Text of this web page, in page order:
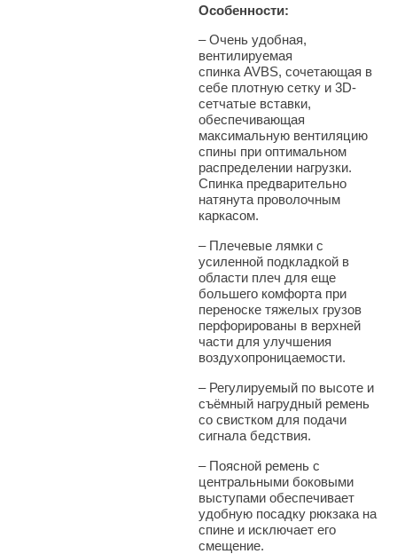
Особенности:
– Очень удобная,
вентилируемая
спинка AVBS, сочетающая в
себе плотную сетку и 3D-
сетчатые вставки,
обеспечивающая
максимальную вентиляцию
спины при оптимальном
распределении нагрузки.
Спинка предварительно
натянута проволочным
каркасом.
– Плечевые лямки с
усиленной подкладкой в ​​
области плеч для еще
большего комфорта при
переноске тяжелых грузов
перфорированы в верхней
части для улучшения
воздухопроницаемости.
– Регулируемый по высоте и
съёмный нагрудный ремень
со свистком для подачи
сигнала бедствия.
– Поясной ремень с
центральными боковыми
выступами обеспечивает
удобную посадку рюкзака на
спине и исключает его
смещение.